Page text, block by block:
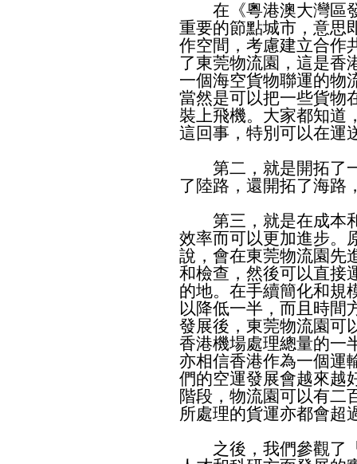
在《粵港澳大灣區發
重要的節點城市，意思
作空間，考慮建立合作
了東莞物流園，這是香
一個海空貨物聯運的物
當然是可以把一些貨物
裝上飛機。大家都知道
這回事，特別可以在運
第二，就是開拓了一
了陸路，還開拓了海路
第三，就是在成本和
效率而可以更加進步。
說，會在東莞物流園先
和檢查，然後可以直接
的地。在手續簡化和規
以降低一半，而且時間
發展後，東莞物流園可
香港機場處理總量的一
亦相信香港作為一個運
們的空運發展會越來越
階段，物流園可以有二
所處理的貨運亦都會超
之後，我們參觀了「